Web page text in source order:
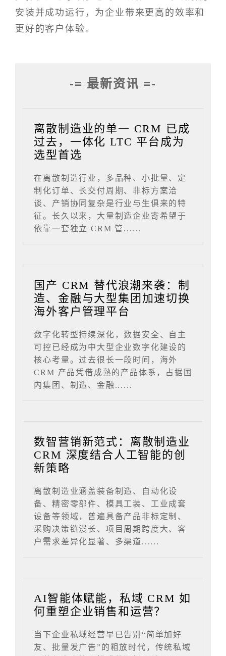
安装并成功运行，为企业带来更高的效率和
更好的客户体验。
-= 最新资讯 =-
离散制造业的单一 CRM 已成
过去，一体化 LTC 平台成为
选型首选
在离散制造行业，多品种、小批量、定
制化订单、长交付周期、非标方案洽
谈、产销协同复杂是行业与生俱来的特
征。长久以来，大量制造企业寄希望于
依靠一套独立 CRM 管......
国产 CRM 替代浪潮来袭：制
造、金融与大型集团加速切换
海外客户管理平台
数字化转型持续深化，数据安全、自主
可控已经成为中大型企业数字化建设的
核心考量。过去很长一段时间，海外
CRM 产品凭借成熟的产品体系，占据国
内集团、制造、金融......
数智营销新范式：离散制造业
CRM 深度结合人工智能的创
新策略
离散制造业涵盖装备制造、自动化设
备、精密零部件、模具工装、工业成套
设备等领域，普遍具备产品非标定制、
采购决策链漫长、项目周期跨度大、客
户需求差异化显著、多渠道......
AI智能体赋能，私域 CRM 如
何重塑企业销售和运营？
当下企业私域经营早已告别“简单加好
友、批量发广告”的粗放时代，传统私域